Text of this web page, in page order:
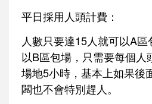
平日採用人頭計費：
人數只要達15人就可以A
以B區包場，只需要每個人
場地5小時，基本上如果後
闆也不會特別趕人。